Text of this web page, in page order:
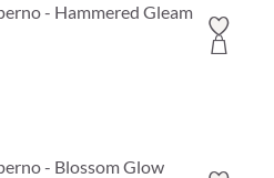
- Hammered Gleam
- Blossom Glow